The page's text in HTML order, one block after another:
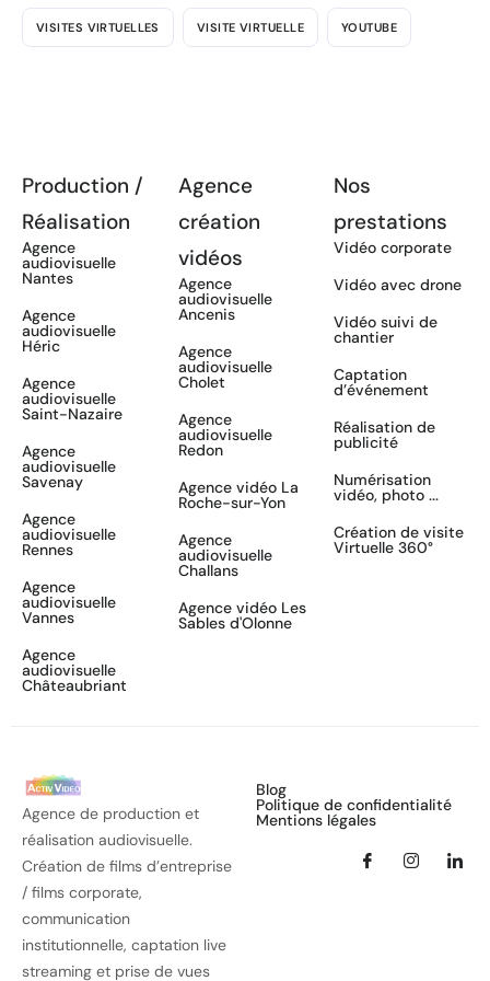
VISITES VIRTUELLES VISITE VIRTUELLE YOUTUBE
Production /
Réalisation
Agence
audiovisuelle
Nantes
Agence
audiovisuelle
Héric
Agence
audiovisuelle
Saint-Nazaire
Agence
audiovisuelle
Savenay
Agence
audiovisuelle
Rennes
Agence
audiovisuelle
Vannes
Agence
audiovisuelle
Châteaubriant
Agence
création
vidéos
Agence
audiovisuelle
Ancenis
Agence
audiovisuelle
Cholet
Agence
audiovisuelle
Redon
Agence vidéo La
Roche-sur-Yon
Agence
audiovisuelle
Challans
Agence vidéo Les
Sables d'Olonne
Nos
prestations
Vidéo corporate
Vidéo avec drone
Vidéo suivi de
chantier
Captation
d’événement
Réalisation de
publicité
Numérisation
vidéo, photo ...
Création de visite
Virtuelle 360°
Agence de production et
réalisation audiovisuelle.
Création de films d’entreprise
/ films corporate,
communication
institutionnelle, captation live
streaming et prise de vues
Blog
Politique de confidentialité
Mentions légales